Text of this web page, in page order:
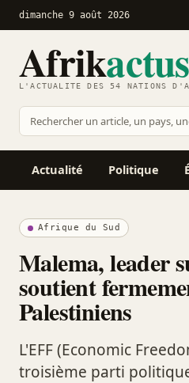
dimanche 9 août 2026
Afrikactus
L'ACTUALITÉ DES 54 NATIONS
Rechercher
sur
Afrikactus
Actualité Politique
Afrique du Sud
Malema, leader
soutient
Palestiniens
L'EFF (Economic
troisième parti